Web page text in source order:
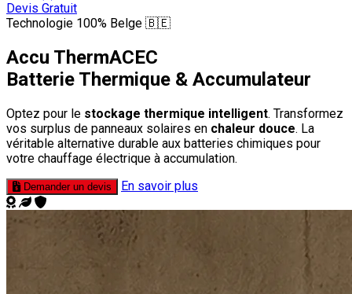
Devis Gratuit
Technologie 100% Belge 🇧🇪
Accu ThermACEC
Batterie Thermique & Accumulateur
Optez pour le stockage thermique intelligent. Transformez
vos surplus de panneaux solaires en chaleur douce. La
véritable alternative durable aux batteries chimiques pour
votre chauffage électrique à accumulation.
Demander un devis En savoir plus